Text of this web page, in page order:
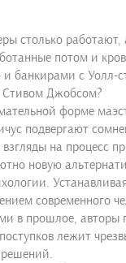
столько
потом и
банкирами с Уолл-
Джобсом?
форме
подвергают
на процесс
новую
современного
в прошлое, авторы
лежит